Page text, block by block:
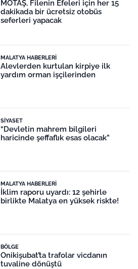
MOTAŞ, Filenin Efeleri için her 15
dakikada bir ücretsiz otobüs
seferleri yapacak
MALATYA HABERLERI
Alevlerden kurtulan kirpiye ilk
yardım orman işçilerinden
SIYASET
“Devletin mahrem bilgileri
haricinde şeffaflık esas olacak”
MALATYA HABERLERI
İklim raporu uyardı: 12 şehirle
birlikte Malatya en yüksek riskte!
BÖLGE
Onikişubat’ta trafolar vicdanın
tuvaline dönüştü